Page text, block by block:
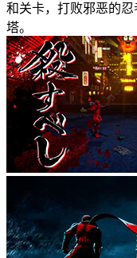
和关卡，打败邪恶的
塔。